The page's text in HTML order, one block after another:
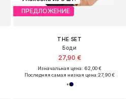
ПРЕДЛОЖЕНИЕ
THE SET
Боди
27,90 €
Изначальная цена: 62,00 €
Последняя самая низкая цена:27,90 €